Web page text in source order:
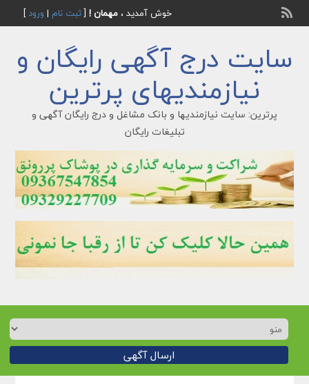
خوش آمدید ، مهمان ![ثبت نام | ورود]
سایت درج آگهی رایگان و
نیازمندیهای پرترین
پرترین: سایت نیازمندیها و بانک مشاغل و درج رایگان آگهی و
تبلیغات رایگان
ارسال آگهی